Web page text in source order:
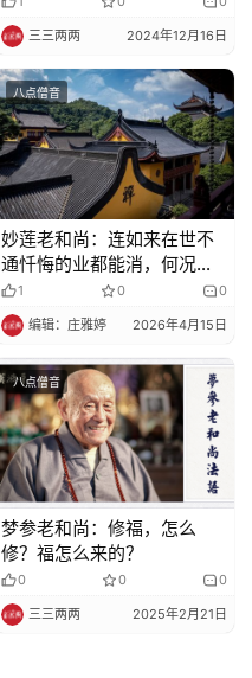
三三两两 2024年12月16日
八点僧音
妙莲老和尚：连如来在世不
通忏悔的业都能消，何况其
他的业障？
1 0 0
编辑：庄雅婷 2026年4月15日
八点僧音
梦参老和尚：修福，怎么
修？福怎么来的？
0 0 0
三三两两 2025年2月21日